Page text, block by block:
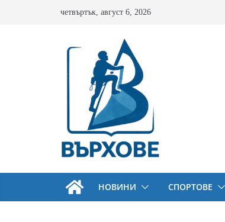
четвъртък, август 6, 2026
НОВИНИ СПОРТОВЕ